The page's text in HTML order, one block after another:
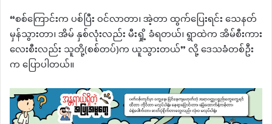
“စစ်ကြောင်းက ပစ်ပြီး ၀င်လာတာ၊ အဲ့တာ ထွက်ပြေးရင်း သေနတ်
မှန်သွားတာ၊ အိမ် နှစ်လုံးလည်း မီးရှို့ ခံရတယ်၊ ရွာထဲက အိမ်စီးကား
လေးစီးလည်း သူတို့(စစ်တပ်)က ယူသွားတယ်” လို့ ဒေသခံတစ်ဦး
က ပြောပါတယ်။